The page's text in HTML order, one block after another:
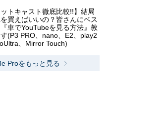
ットキャスト徹底比較!!】結局
買えばいいの？皆さんにベス
『車でYouTubeを見る方法』教
(P3 PRO、nano、E2、play2
、Mirror Touch)
Proをもっと見る